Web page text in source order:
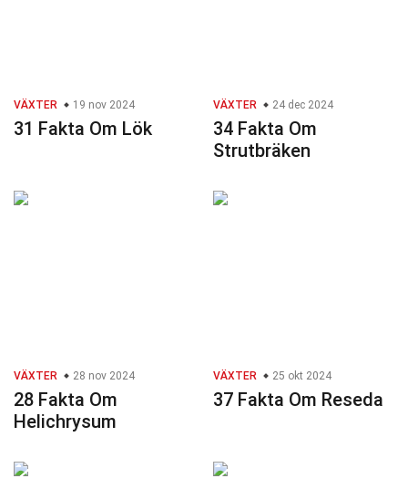
VÄXTER 19 nov 2024
31 Fakta Om Lök
VÄXTER 24 dec 2024
34 Fakta Om
Strutbräken
VÄXTER 28 nov 2024
28 Fakta Om
Helichrysum
VÄXTER 25 okt 2024
37 Fakta Om Reseda